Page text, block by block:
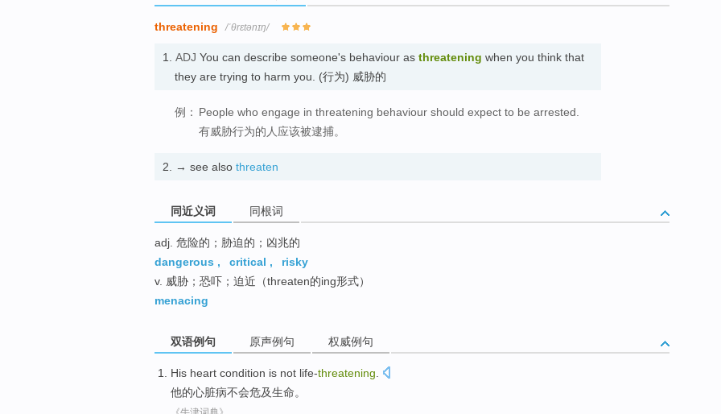
threatening /ˈθrɛtənɪŋ/
1. ADJ You can describe someone's behaviour as threatening when you think that
they are trying to harm you. (行为) 威胁的
例： People who engage in threatening behaviour should expect to be arrested.
有威胁行为的人应该被逮捕。
2. → see also threaten
同近义词 同根词
adj. 危险的；胁迫的；凶兆的
dangerous , critical ,
risky
v. 威胁；恐吓；迫近（threaten的ing形式）
menacing
双语例句 原声例句 权威例句
His heart condition is not life-threatening
他的心脏病不会危及生命。